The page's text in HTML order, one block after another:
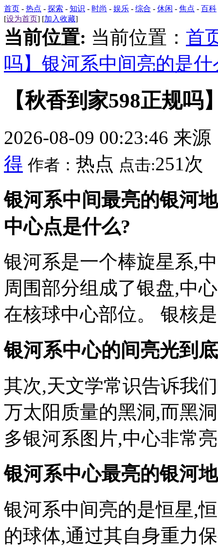
首页 - 热点 - 探索 - 知识 - 时尚 - 娱乐 - 综合 - 休闲 - 焦点 - 百科
[设为首页] [加入收藏]
当前位置: 当前位置： 首
吗】银河系中间亮的是什
【秋香到家598正规
2026-08-09 00:23:46 来源
得 作者： 热点 点击:251次
银河系中间最亮的银河
中心点是什么?
银河系是一个棒旋星系,
周围部分组成了银盘,中
在核球中心部位。 银核
银河系中心的间亮光到
其次,天文学常识告诉我
万太阳质量的黑洞,而黑
多银河系图片,中心非常
银河系中心最亮的银河
银河系中间亮的是恒星,
的球体,通过其自身重力